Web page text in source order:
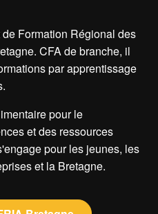
Formation Régional des
CFA de branche, il
par apprentissage
pour le
et des ressources
pour les jeunes, les
et la Bretagne.